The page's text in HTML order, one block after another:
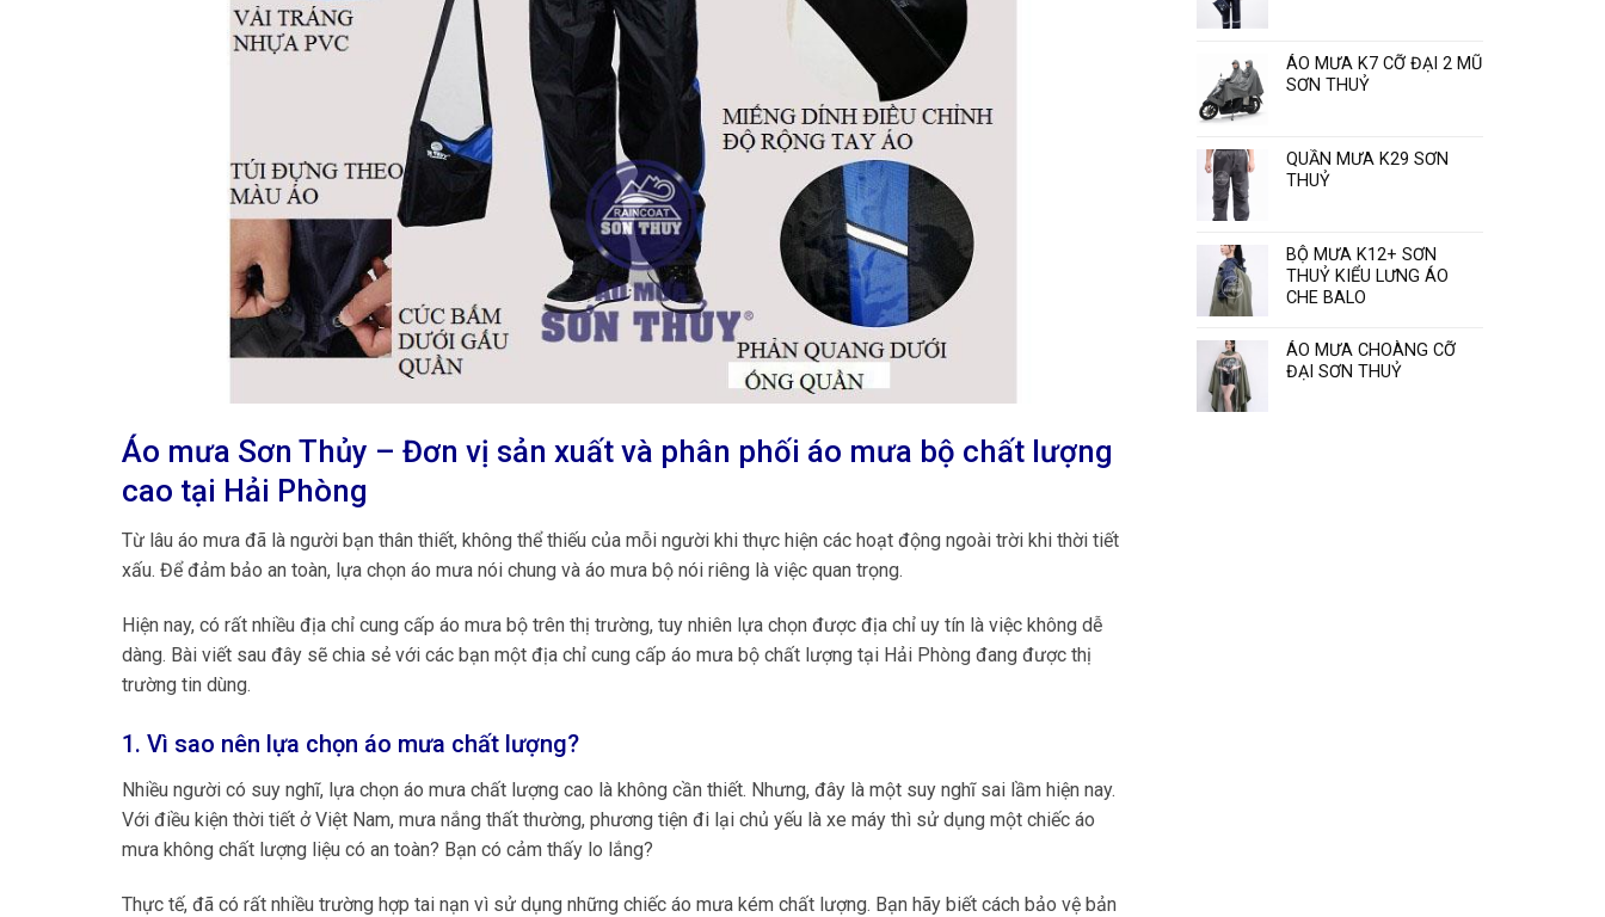
Áo mưa Sơn Thủy – Đơn vị sản xuất và phân phối áo mưa bộ chất lượng
cao tại Hải Phòng
Từ lâu áo mưa đã là người bạn thân thiết, không thể thiếu của mỗi người khi thực hiện các hoạt động ngoài trời khi thời tiết
xấu. Để đảm bảo an toàn, lựa chọn áo mưa nói chung và áo mưa bộ nói riêng là việc quan trọng.
Hiện nay, có rất nhiều địa chỉ cung cấp áo mưa bộ trên thị trường, tuy nhiên lựa chọn được địa chỉ uy tín là việc không dễ
dàng. Bài viết sau đây sẽ chia sẻ với các bạn một địa chỉ cung cấp áo mưa bộ chất lượng tại Hải Phòng đang được thị
trường tin dùng.
1. Vì sao nên lựa chọn áo mưa chất lượng?
Nhiều người có suy nghĩ, lựa chọn áo mưa chất lượng cao là không cần thiết. Nhưng, đây là một suy nghĩ sai lầm hiện nay.
Với điều kiện thời tiết ở Việt Nam, mưa nắng thất thường, phương tiện đi lại chủ yếu là xe máy thì sử dụng một chiếc áo
mưa không chất lượng liệu có an toàn? Bạn có cảm thấy lo lắng?
Thực tế, đã có rất nhiều trường hợp tai nạn vì sử dụng những chiếc áo mưa kém chất lượng. Bạn hãy biết cách bảo vệ bản
Sơn
ÁO MƯA K7 CỠ ĐẠI 2 MŨ
SƠN THUỶ
QUẦN MƯA K29 SƠN
THUỶ
BỘ MƯA K12+ SƠN
THUỶ KIỂU LƯNG ÁO
CHE BALO
ÁO MƯA CHOÀNG CỠ
ĐẠI SƠN THUỶ